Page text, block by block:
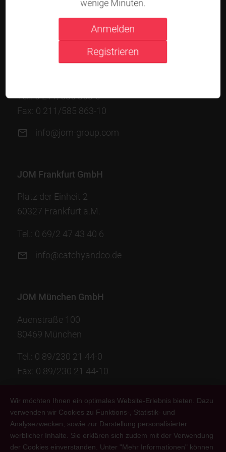
wenige Minuten.
Anmelden
Registrieren
Tel.:0 211/585 863-0
Fax: 0 211/585 863-10
info@jom-group.com
JOM Frankfurt GmbH
Platz der Einheit 2
60327 Frankfurt a.M.
Tel.: 0 69/2 47 43 40 6
info@catchyandco.de
JOM München GmbH
Auenstraße 100
80469 München
Tel.: 0 89/230 21 44-0
Fax: 0 89/230 21 44-10
JOM Philadelphia Inc.
Wir möchten Ihnen ein optimales Website-Erlebnis bieten. Dazu
verwenden wir Cookies zu Funktions-, Statistik- und
Analysezwecken, sowie zur Darstellung personalisierter
werblicher Inhalte. Sie erklären sich zudem mit der Verwendung
der Cookies einverstanden. Unter "Mehr Informationen" können